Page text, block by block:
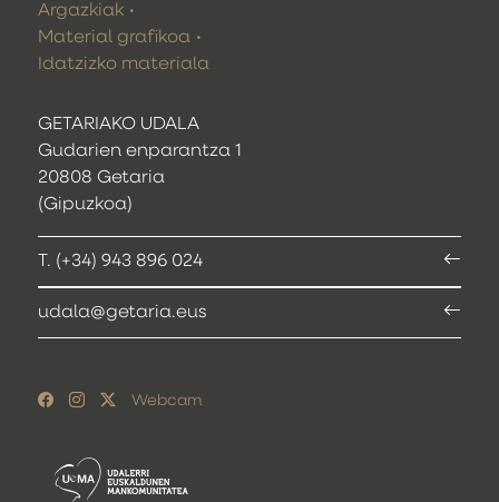
GETARIAKO UDALA
Gudarien enparantza 1
20808 Getaria
(Gipuzkoa)
T. (+34) 943 896 024
udala@getaria.eus
Argazkiak
Material grafikoa
Idatzizko materiala
Webcam